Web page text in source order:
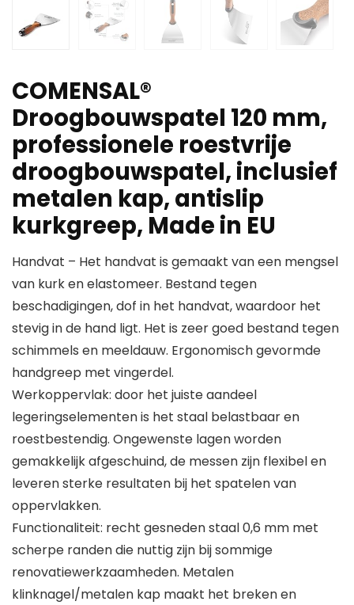
COMENSAL®
Droogbouwspatel 120 mm,
professionele roestvrije
droogbouwspatel, inclusief
metalen kap, antislip
kurkgreep, Made in EU
Handvat – Het handvat is gemaakt van een mengsel
van kurk en elastomeer. Bestand tegen
beschadigingen, dof in het handvat, waardoor het
stevig in de hand ligt. Het is zeer goed bestand tegen
schimmels en meeldauw. Ergonomisch gevormde
handgreep met vingerdel.
Werkoppervlak: door het juiste aandeel
legeringselementen is het staal belastbaar en
roestbestendig. Ongewenste lagen worden
gemakkelijk afgeschuind, de messen zijn flexibel en
leveren sterke resultaten bij het spatelen van
oppervlakken.
Functionaliteit: recht gesneden staal 0,6 mm met
scherpe randen die nuttig zijn bij sommige
renovatiewerkzaamheden. Metalen
klinknagel/metalen kap maakt het breken en